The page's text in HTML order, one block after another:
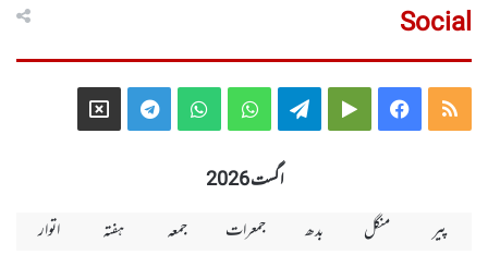
Social
RSS
Facebook
Google
Telegram
WhatsApp
WhatsApp
Telegram
X
اگست 2026
پیر
منگل بدھ جمعرات جمعہ ہفتہ اتوار